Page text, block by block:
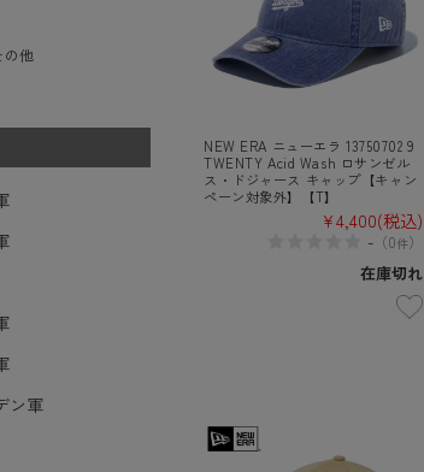
NEW ERA ニューエラ 13750702 9
TWENTY Acid Wash ロサンゼル
ス・ドジャース キャップ【キャン
ペーン対象外】【T】
¥4,400(税込)
-（0件）
在庫切れ
他
ン軍